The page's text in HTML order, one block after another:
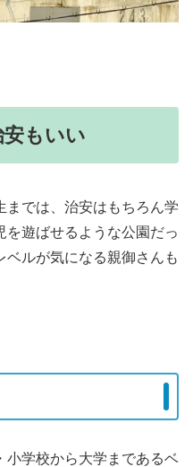
もいい
までは、治安はもちろん学
を遊ばせるような公園だっ
ベルが気になる親御さんも
小学校から大学まであるベ